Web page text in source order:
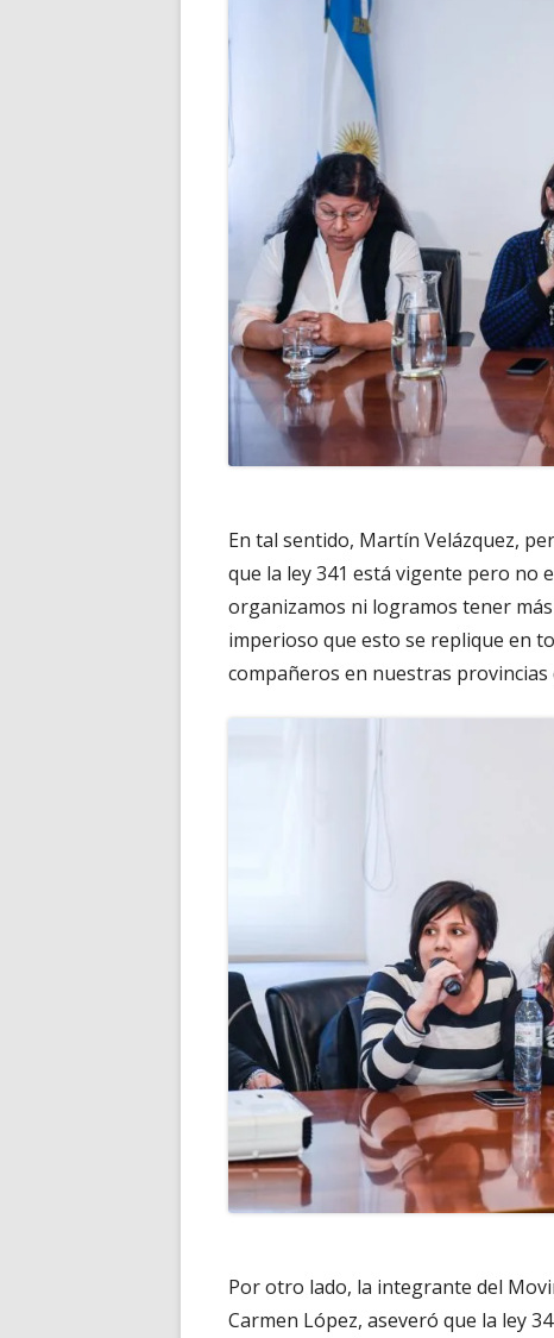
En tal sentido, Martín Velázquez,
que la ley 341 está vigente pero no
organizamos ni logramos tener
imperioso que esto se replique en
compañeros en nuestras provincias
Por otro lado, la integrante del
Carmen López, aseveró que la ley